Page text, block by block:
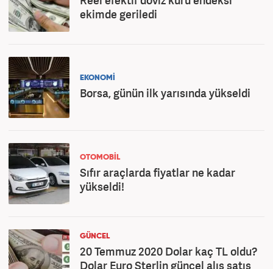
ekimde geriledi
EKONOMİ
Borsa, günün ilk yarısında yükseldi
OTOMOBİL
Sıfır araçlarda fiyatlar ne kadar
yükseldi!
GÜNCEL
20 Temmuz 2020 Dolar kaç TL oldu?
Dolar Euro Sterlin güncel alış satış